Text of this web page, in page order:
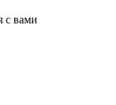
с вами